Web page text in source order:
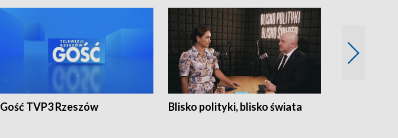
Gość TVP3 Rzeszów Blisko polityki, blisko świata